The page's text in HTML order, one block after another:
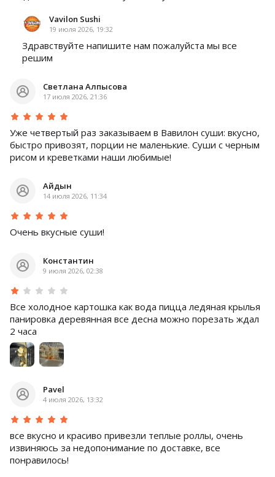
Vavilon Sushi
19 июля 2026, 19:32
Здравствуйте напишите нам пожалуйста мы все
решим
Светлана Алпысова
17 июля 2026, 21:36
Уже четвертый раз заказываем в Вавилон суши: вкусно,
быстро привозят, порции не маленькие. Суши с черным
рисом и креветками наши любимые!
Айдын
14 июля 2026, 11:34
Очень вкусные суши!
Константин
9 июля 2026, 02:38
Все холодное картошка как вода пицца ледяная крылья
панировка деревянная все десна можно порезать ждал
2 часа
Pavel
4 июля 2026, 13:32
все вкусно и красиво привезли теплые роллы, очень
извиняюсь за недопонимание по доставке, все
понравилось!